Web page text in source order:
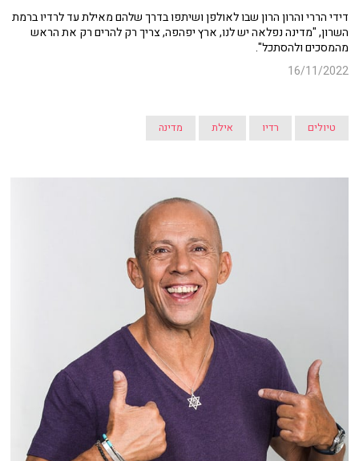
דידי הררי והרון הרון שבו לאולפן ושיתפו בדרך שלהם מאילת עד לרדיו ברמת
השרון, "מדינה נפלאה יש לנו, ארץ יפהפה, צריך רק להרים רק את הראש
מהמסכים ולהסתכל".
16/11/2022
טיולים רדיו אילת מדינה